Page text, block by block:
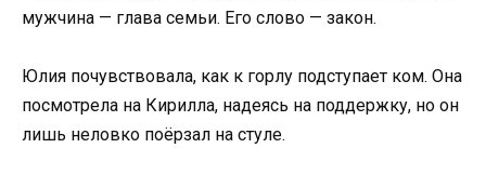
мужчина — глава семьи. Его слово — закон.
Юлия почувствовала, как к горлу подступает ком. Она
посмотрела на Кирилла, надеясь на поддержку, но он
лишь неловко поёрзал на стуле.